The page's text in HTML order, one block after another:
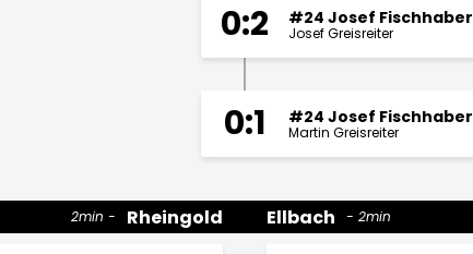
0:2 #24 Josef Fischhaber
Josef Greisreiter
0:1 #24 Josef Fischhaber
Martin Greisreiter
Rheingold
2min Ellbach 2min